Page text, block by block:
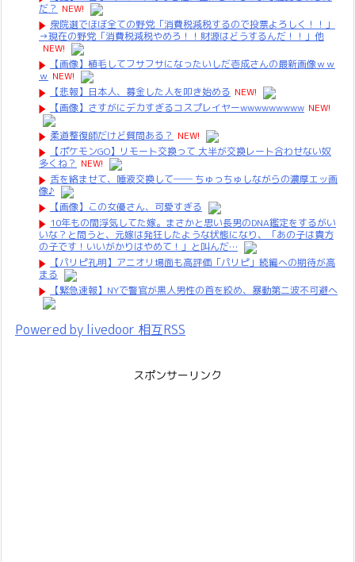
だ？ NEW!
衆院選でほぼ全ての野党「消費税減税するので投票よろしく！！」
→現在の野党「消費税減税やめろ！！財源はどうするんだ！！」他
NEW!
【画像】植毛してフサフサになったいしだ壱成さんの最新画像ｗｗ
ｗ NEW!
【悲報】日本人、募金した人を叩き始める NEW!
【画像】さすがにデカすぎるコスプレイヤーwwwwwwwww NEW!
柔道整復師だけど質問ある？ NEW!
【ポケモンGO】リモート交換って 大半が交換レート合わせない奴
多くね？ NEW!
舌を絡ませて、唾液交換して── ちゅっちゅしながらの濃厚エッ画
像♪
【画像】この女優さん、可愛すぎる
10年もの間浮気してた嫁。まさかと思い長男のDNA鑑定をするがい
いな？と問うと、元嫁は発狂したような状態になり、「あの子は貴方
の子です！いいがかりはやめて！」と叫んだ…
【パリピ孔明】アニオリ場面も高評価「パリピ」続編への期待が高
まる
【緊急速報】NYで警官が黒人男性の首を絞め、暴動第二波不可避へ
Powered by livedoor 相互RSS
スポンサーリンク